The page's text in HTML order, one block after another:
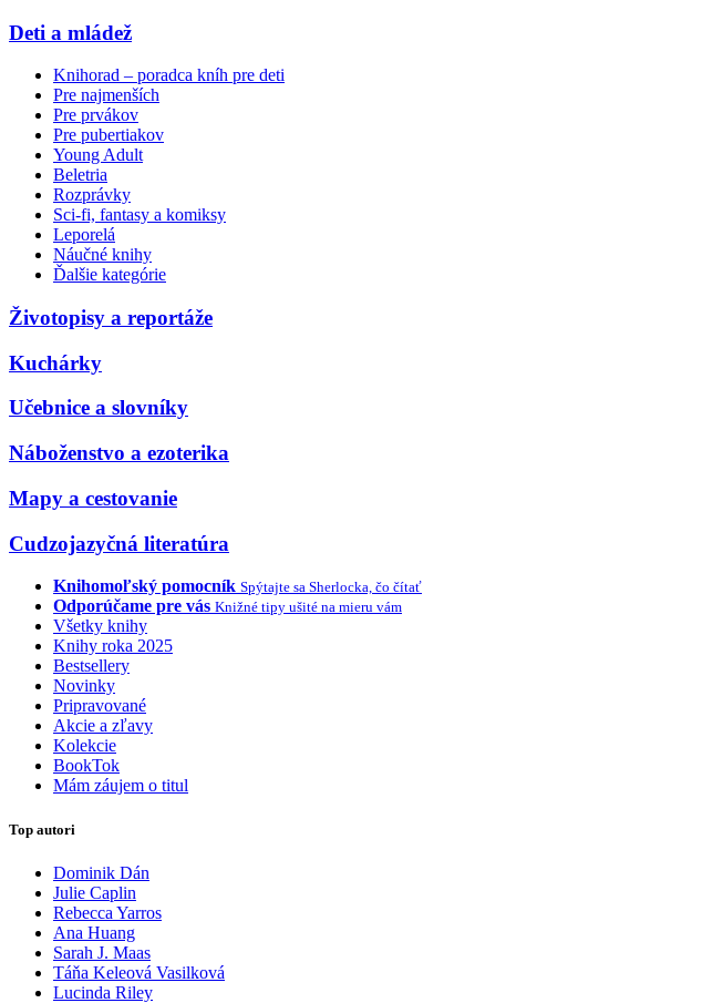
Deti a mládež
Knihorad – poradca kníh pre deti
Pre najmenších
Pre prvákov
Pre pubertiakov
Young Adult
Beletria
Rozprávky
Sci-fi, fantasy a komiksy
Leporelá
Náučné knihy
Ďalšie kategórie
Životopisy a reportáže
Kuchárky
Učebnice a slovníky
Náboženstvo a ezoterika
Mapy a cestovanie
Cudzojazyčná literatúra
Knihomoľský pomocník Spýtajte sa Sherlocka, čo čítať
Odporúčame pre vás Knižné tipy ušité na mieru vám
Všetky knihy
Knihy roka 2025
Bestsellery
Novinky
Pripravované
Akcie a zľavy
Kolekcie
BookTok
Mám záujem o titul
Top autori
Dominik Dán
Julie Caplin
Rebecca Yarros
Ana Huang
Sarah J. Maas
Táňa Keleová Vasilková
Lucinda Riley